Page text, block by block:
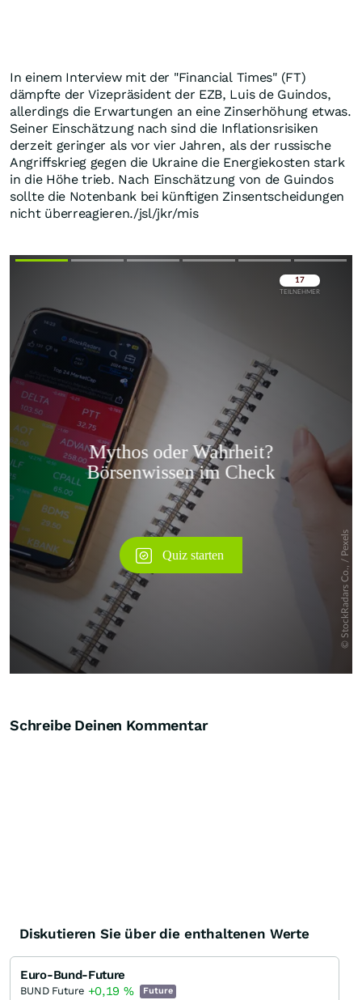
In einem Interview mit der "Financial Times" (FT)
dämpfte der Vizepräsident der EZB, Luis de Guindos,
allerdings die Erwartungen an eine Zinserhöhung etwas.
Seiner Einschätzung nach sind die Inflationsrisiken
derzeit geringer als vor vier Jahren, als der russische
Angriffskrieg gegen die Ukraine die Energiekosten stark
in die Höhe trieb. Nach Einschätzung von de Guindos
sollte die Notenbank bei künftigen Zinsentscheidungen
nicht überreagieren./jsl/jkr/mis
Überspringen
Schreibe Deinen Kommentar
Diskutieren Sie über die enthaltenen Werte
Euro-Bund-Future
BUND Future +0,19 % Future